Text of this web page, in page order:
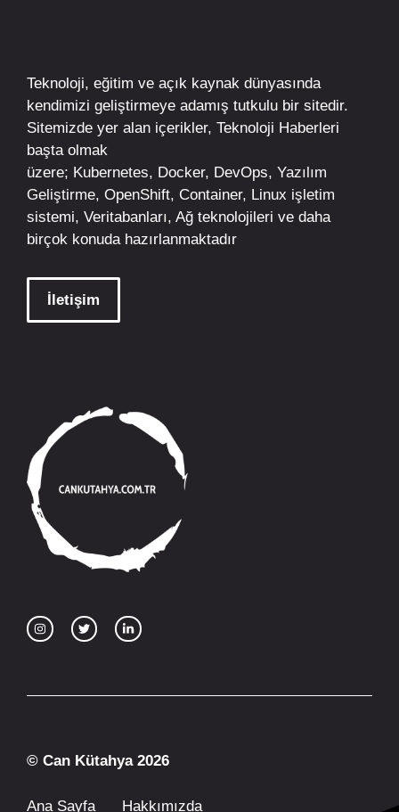
Teknoloji, eğitim ve açık kaynak dünyasında
kendimizi geliştirmeye adamış tutkulu bir sitedir.
Sitemizde yer alan içerikler, Teknoloji Haberleri
başta olmak
üzere; Kubernetes, Docker, DevOps, Yazılım
Geliştirme, OpenShift, Container, Linux işletim
sistemi, Veritabanları, Ağ teknolojileri ve daha
birçok konuda hazırlanmaktadır
İletişim
© Can Kütahya 2026
Ana Sayfa Hakkımızda